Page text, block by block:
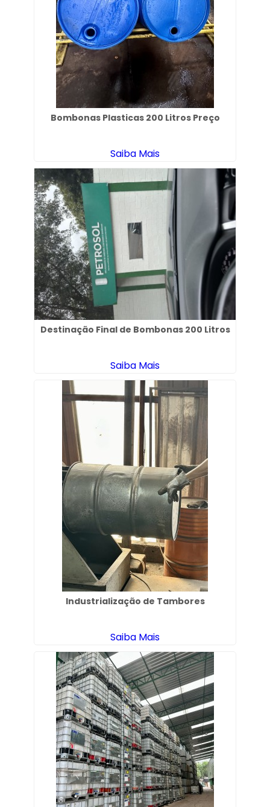
Bombonas Plasticas 200 Litros Preço
Saiba Mais
Destinação Final de Bombonas 200 Litros
Saiba Mais
Industrialização de Tambores
Saiba Mais